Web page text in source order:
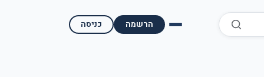
כניסה הרשמה